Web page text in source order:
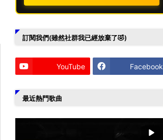
訂閱我們(雖然社群我已經放棄了🤣)
YouTube Facebook
最近熱門歌曲